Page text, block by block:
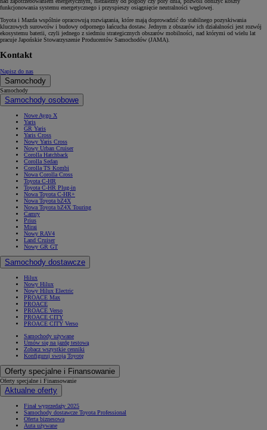
funkcjonowania systemu energetycznego i przyspieszy osiągnięcie neutralności węglowej.
Toyota i Mazda wspólnie opracowują rozwiązania, które mają doprowadzić do stabilnego pozyskiwania
kluczowych surowców i budowy odpornego łańcucha dostaw. Jednym z obszarów ich działalności jest rozwój
ekosystemu baterii, czyli jednego z siedmiu strategicznych obszarów mobilności, nad którymi od wielu lat
pracuje Japońskie Stowarzyszenie Producentów Samochodów (JAMA).
Kontakt
Napisz do nas
Samochody
Samochody
Samochody osobowe
Nowe Aygo X
Yaris
GR Yaris
Yaris Cross
Nowy Yaris Cross
Nowy Urban Cruiser
Corolla Hatchback
Corolla Sedan
Corolla TS Kombi
Nowa Corolla Cross
Toyota C-HR
Toyota C-HR Plug-in
Nowa Toyota C-HR+
Nowa Toyota bZ4X
Nowa Toyota bZ4X Touring
Camry
Prius
Mirai
Nowy RAV4
Land Cruiser
Nowy GR GT
Samochody dostawcze
Hilux
Nowy Hilux
Nowy Hilux Electric
PROACE Max
PROACE
PROACE Verso
PROACE CITY
PROACE CITY Verso
Samochody używane
Umów się na jazdę testową
Zobacz wszystkie cenniki
Konfiguruj swoją Toyotę
Oferty specjalne i Finansowanie
Oferty specjalne i Finansowanie
Aktualne oferty
Finał wyprzedaży 2025
Samochody dostawcze Toyota Professional
Oferta biznesowa
Auta używane